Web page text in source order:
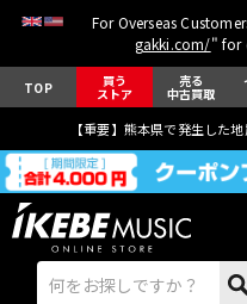
For Overseas
gakki.com/" for
TOP 買う
ストア
売る
中古買取
【重要】熊本県で発生した